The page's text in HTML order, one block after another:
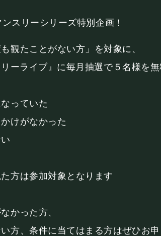
スリーシリーズ特別企画！
観たことがない方」を対象に、
ーライブ』に毎月抽選で５名様を無
っていた
けがなかった
方は参加対象となります
かった方、
方、条件に当てはまる方はぜひお申